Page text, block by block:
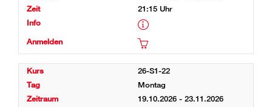
21:15 Uhr
26-S1-22
Montag
19.10.2026 - 23.11.2026